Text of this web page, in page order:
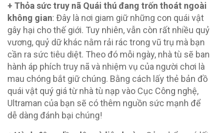
+ Thỏa sức truy nã Quái thú đang trốn thoát ngoài
không gian: Đây là nơi giam giữ những con quái vật
gây hại cho thế giới. Tuy nhiên, vẫn còn rất nhiều quỷ
vương, quỷ dữ khác nằm rải rác trong vũ trụ mà bạn
cần ra sức tiêu diệt. Theo đó mỗi ngày, nhà tù sẽ ban
hành áp phích truy nã và nhiệm vụ của người chơi là
mau chóng bắt giữ chúng. Bằng cách lấy thẻ bản đồ
quái vật quý giá từ nhà tù nạp vào Cục Công nghệ,
Ultraman của bạn sẽ có thêm nguồn sức mạnh để
dễ dàng đánh bại chúng!